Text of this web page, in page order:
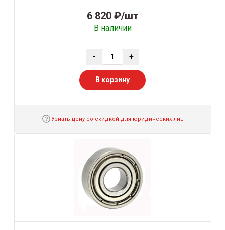
6 820 ₽/шт
В наличии
- +
В корзину
Узнать цену со скидкой для юридических лиц